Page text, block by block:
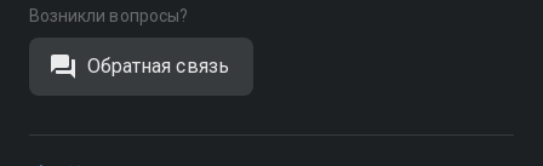
Возникли вопросы?
Обратная связь